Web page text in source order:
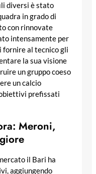
diversi è stato
in grado di
con rinnovate
intensamente per
fornire al tecnico gli
la sua visione
un gruppo coeso
un calcio
prefissati
Meroni,
il Bari ha
aggiungendo